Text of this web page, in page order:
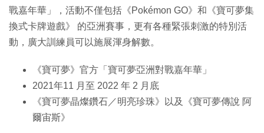
戰嘉年華」，活動不僅包括《Pokémon GO》和《寶可夢集
換式卡牌遊戲》 的亞洲賽事，更有各種緊張刺激的特別活
動，廣大訓練員可以施展渾身解數。
《寶可夢》官方「寶可夢亞洲對戰嘉年華」
2021年11 月至 2022 年 2 月底
《寶可夢晶燦鑽石／明亮珍珠》以及《寶可夢傳說 阿
爾宙斯》